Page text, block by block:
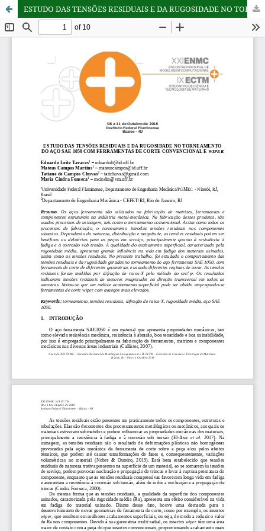
ESTUDO DAS TENSÕES RESIDUAIS E DA RUGOSIDADE NO TORNEAMENTO DO AÇO SAE 1050 COM FERRAMENTAS DE CORTE CONVENCIONAL E WIPER